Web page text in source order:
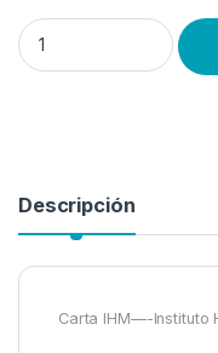
Carta IHM nº 475-- Del
Descripción
Carta IHM—-Instituto